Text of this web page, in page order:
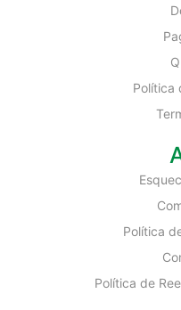
Política
Política
Política de